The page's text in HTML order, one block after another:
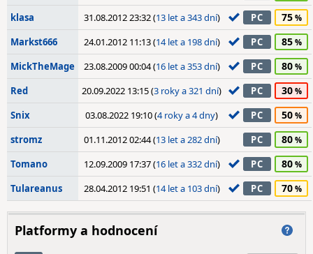
klasa 31.08.2012 23:32 (13 let a 343 dní) PC 75
Markst666 24.01.2012 11:13 (14 let a 198 dní) PC 85
MickTheMage 23.08.2009 00:04 (16 let a 353 dní) PC 80
Red 20.09.2022 13:15 (3 roky a 321 dní) PC 30
Snix 03.08.2022 19:10 (4 roky a 4 dny) PC 50
stromz 01.11.2012 02:44 (13 let a 282 dní) PC 80
Tomano 12.09.2009 17:37 (16 let a 332 dní) PC 80
Tulareanus 28.04.2012 19:51 (14 let a 103 dní) PC 70
Platformy a hodnocení